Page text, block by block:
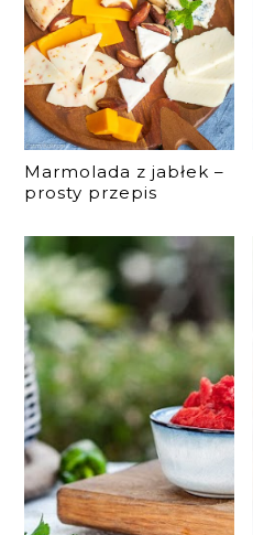
Marmolada z jabłek –
prosty przepis